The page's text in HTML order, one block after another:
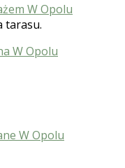
tarasu.